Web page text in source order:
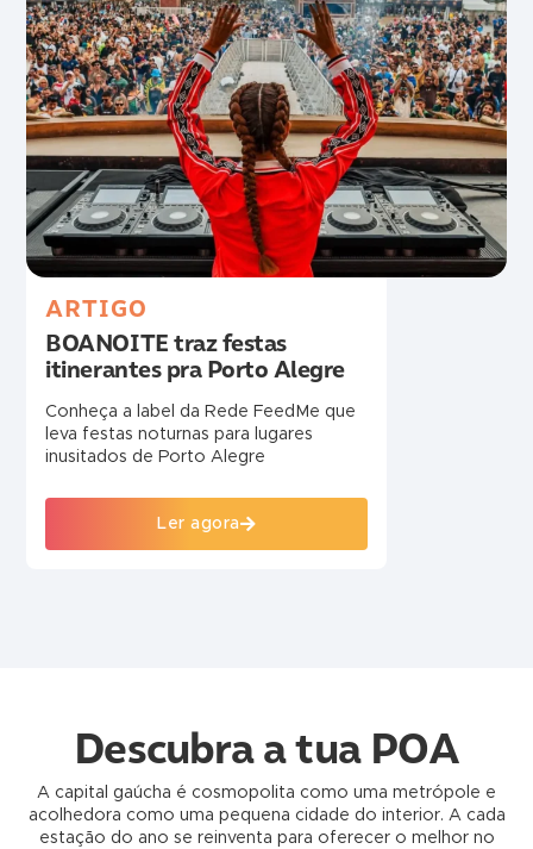
ARTIGO
BOANOITE traz festas
itinerantes pra Porto Alegre
Conheça a label da Rede FeedMe que
leva festas noturnas para lugares
inusitados de Porto Alegre
Ler agora
Descubra a tua POA
A capital gaúcha é cosmopolita como uma metrópole e
acolhedora como uma pequena cidade do interior. A cada
estação do ano se reinventa para oferecer o melhor no